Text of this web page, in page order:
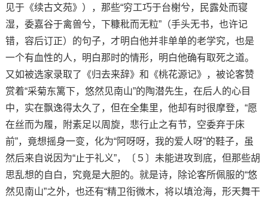
见于《续古文苑》），那些“穷工巧于台榭兮，民露处而寝
湿，委嘉谷于禽兽兮，下糠秕而无粒”（手头无书，也许记
错，容后订正）的句子，才明白他并非单单的老学究，也是
一个有血性的人，明白那时的情形，明白他确有取死之道。
又如被选家录取了《归去来辞》和《桃花源记》，被论客赞
赏着“采菊东篱下，悠然见南山”的陶潜先生，在后人的心目
中，实在飘逸得太久了，但在全集里，他却有时很摩登，“愿
在丝而为履，附素足以周旋，悲行止之有节，空委弃于床
前”，竟想摇身一变，化为“阿呀呀，我的爱人呀”的鞋子，虽
然后来自说因为“止于礼义”，〔５〕未能进攻到底，但那些胡
思乱想的自白，究竟是大胆的。就是诗，除论客所佩服的“悠
然见南山”之外，也还有“精卫衔微木，将以填沧海，形天舞干